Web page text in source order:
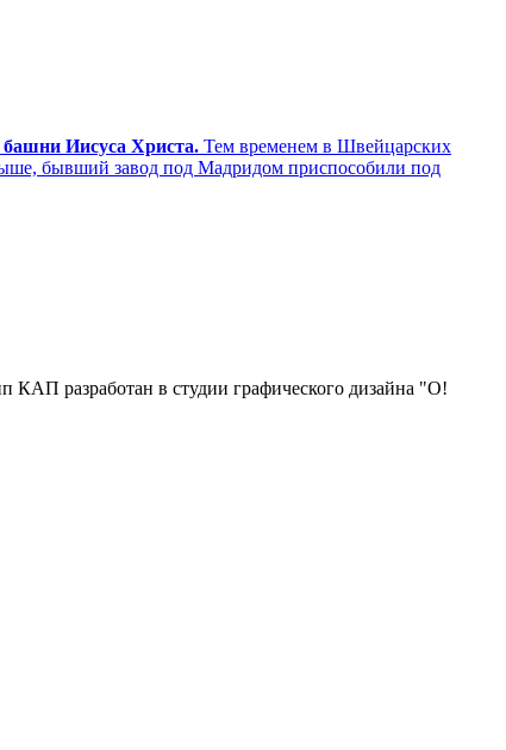
башни Иисуса Христа. Тем временем в Швейцарских
бывший завод под Мадридом приспособили под
КАП разработан в студии графического дизайна "О!